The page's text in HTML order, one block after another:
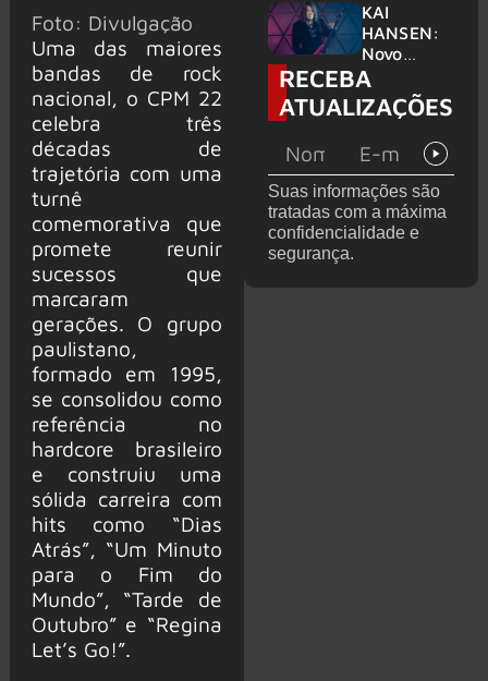
Foto: Divulgação
Uma das maiores
bandas de rock
nacional, o CPM 22
celebra três
décadas de
trajetória com uma
turnê
comemorativa que
promete reunir
sucessos que
marcaram
gerações. O grupo
paulistano,
formado em 1995,
se consolidou como
referência no
hardcore brasileiro
e construiu uma
sólida carreira com
hits como “Dias
Atrás”, “Um Minuto
para o Fim do
Mundo”, “Tarde de
Outubro” e “Regina
Let’s Go!”.
futuro e
levanta
possibilida
de de
deixar os
palcos
KAI
HANSEN:
Novo
single
‘Welcome
To Life’ é
RECEBA
ATUALIZAÇÕES
Suas informações são
tratadas com a máxima
confidencialidade e
segurança.